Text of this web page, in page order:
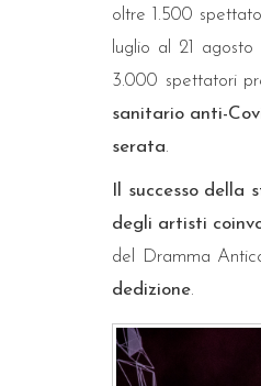
oltre 1.500
luglio al 21 agosto
3.000 spettatori
sanitario anti-
serata.
Il successo
degli artisti
del Dramma
dedizione.